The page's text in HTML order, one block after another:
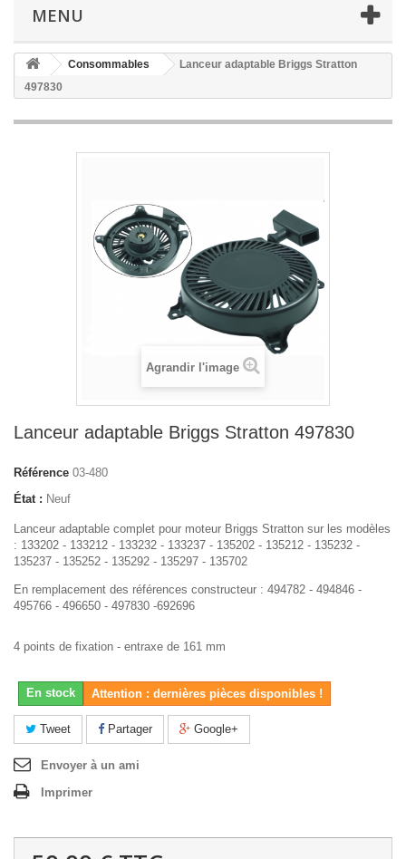
MENU
Consommables
Lanceur adaptable Briggs Stratton
497830
Agrandir l'image
Lanceur adaptable Briggs Stratton 497830
Référence 03-480
État : Neuf
Lanceur adaptable complet pour moteur Briggs Stratton sur les modèles
: 133202 - 133212 - 133232 - 133237 - 135202 - 135212 - 135232 -
135237 - 135252 - 135292 - 135297 - 135702
En remplacement des références constructeur : 494782 - 494846 -
495766 - 496650 - 497830 -692696
4 points de fixation - entraxe de 161 mm
En stock Attention : dernières pièces disponibles !
Tweet Partager Google+
Envoyer à un ami
Imprimer